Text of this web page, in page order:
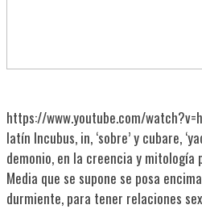
https://www.youtube.com/
latín Incubus, in, ‘sobre’ y cubare,
demonio, en la creencia y mitología
Media que se supone se posa
durmiente, para tener relaciones